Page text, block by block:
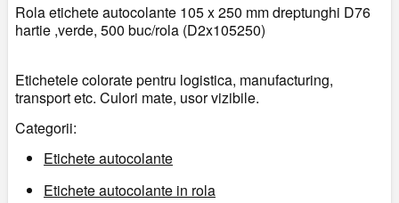
Rola etichete autocolante 105 x 250 mm dreptunghi D76
hartie ,verde, 500 buc/rola (D2x105250)
Etichetele colorate pentru logistica, manufacturing,
transport etc. Culori mate, usor vizibile.
Categorii:
Etichete autocolante
Etichete autocolante in rola